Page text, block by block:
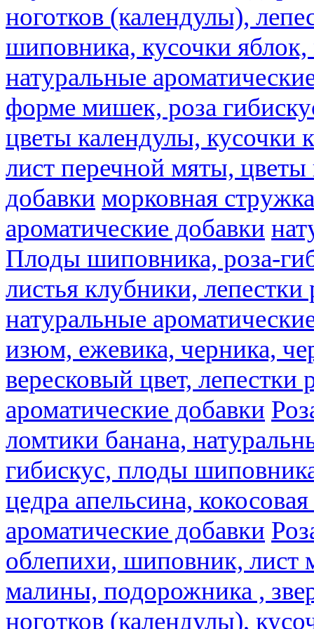
ноготков (календулы),
шиповника, кусочки
натуральные
форме мишек, роза
цветы календулы, кусочки
лист перечной мяты,
добавки морковная стружка
ароматические добавки
Плоды шиповника, роза-
листья клубники,
натуральные
изюм, ежевика, черника,
вересковый цвет, лепестки
ароматические добавки
ломтики банана,
гибискус, плоды
цедра апельсина,
ароматические добавки
облепихи, шиповник, лист
малины, подорожника ,
ноготков (календулы),